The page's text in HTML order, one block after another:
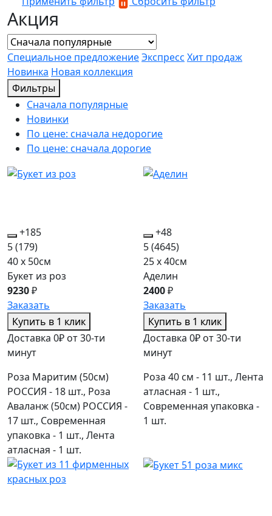
Акция
Специальное предложениеЭкспресс Хит продаж
Новинка Новая коллекция
Фильтры
Сначала популярные
Новинки
По цене: сначала недорогие
По цене: сначала дорогие
+185
5(179)
40 x 50см
Букет из роз
9230₽
Заказать
Купить в 1 клик
Доставка 0₽ от 30-ти
минут
Роза Маритим (50см)
РОССИЯ - 18 шт., Роза
Аваланж (50см) РОССИЯ -
17 шт., Современная
упаковка - 1 шт., Лента
атласная - 1 шт.
+48
5(4645)
25 x 40см
Аделин
2400₽
Заказать
Купить в 1 клик
Доставка 0₽ от 30-ти
минут
Роза 40 см - 11 шт., Лента
атласная - 1 шт.,
Современная упаковка -
1 шт.